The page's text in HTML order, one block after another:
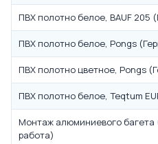
ПВХ полотно белое, BAUF 205
ПВХ полотно белое, Pongs
ПВХ полотно цветное, Pongs
ПВХ полотно белое, Teqtum
Монтаж алюминиевого багета
работа)